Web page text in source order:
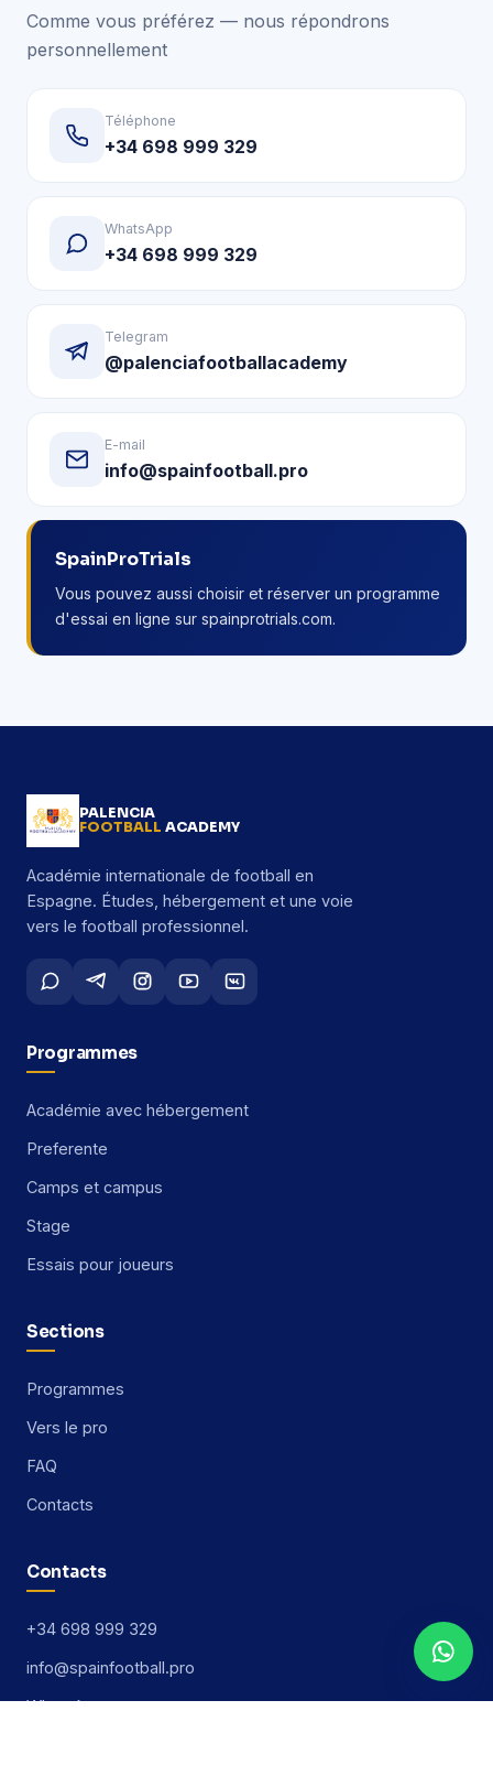
Comme vous préférez — nous répondrons
personnellement
Téléphone
+34 698 999 329
WhatsApp
+34 698 999 329
Telegram
@palenciafootballacademy
E-mail
info@spainfootball.pro
SpainProTrials
Vous pouvez aussi choisir et réserver un programme
d'essai en ligne sur spainprotrials.com.
PALENCIA
FOOTBALL ACADEMY
Académie internationale de football en
Espagne. Études, hébergement et une voie
vers le football professionnel.
Programmes
Académie avec hébergement
Preferente
Camps et campus
Stage
Essais pour joueurs
Sections
Programmes
Vers le pro
FAQ
Contacts
Contacts
+34 698 999 329
info@spainfootball.pro
WhatsApp